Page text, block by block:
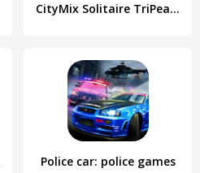
CityMix Solitaire TriPeaks
Police car: police games